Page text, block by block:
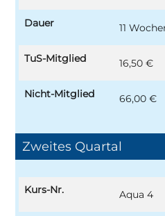
Dauer 11
TuS-Mitglied 16,50 €
Nicht-Mitglied 66,00 €
Zweites Quartal
Kurs-Nr. Aqua 4